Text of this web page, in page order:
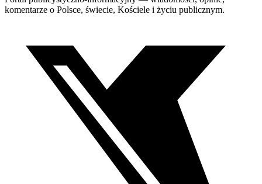
komentarze o Polsce, świecie, Kościele i życiu publicznym.